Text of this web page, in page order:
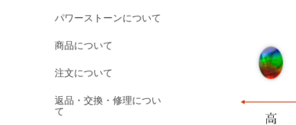
パワーストーンについて
商品について
注文について
返品・交換・修理につい
て